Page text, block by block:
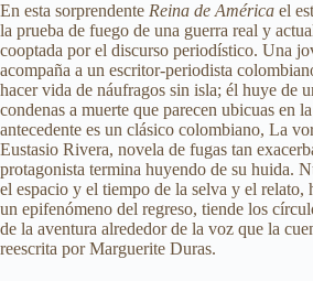
En esta sorprendente Reina de América el
la prueba de fuego de una guerra real y
cooptada por el discurso periodístico. Una
acompaña a un escritor-periodista
hacer vida de náufragos sin isla; él huye de
condenas a muerte que parecen ubicuas en
antecedente es un clásico colombiano, La
Eustasio Rivera, novela de fugas tan
protagonista termina huyendo de su huida.
el espacio y el tiempo de la selva y el relato,
un epifenómeno del regreso, tiende los
de la aventura alrededor de la voz que la
reescrita por Marguerite Duras.